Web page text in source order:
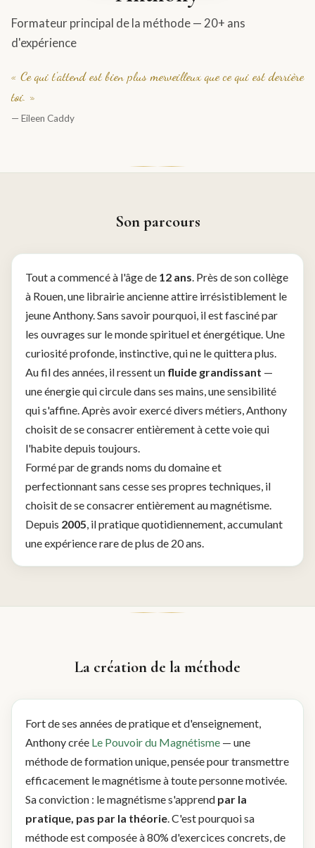
Formateur principal de la méthode — 20+ ans
d'expérience
« Ce qui t'attend est bien plus merveilleux que ce qui est derrière
toi. »
— Eileen Caddy
Son parcours
Tout a commencé à l'âge de 12 ans. Près de son collège
à Rouen, une librairie ancienne attire irrésistiblement le
jeune Anthony. Sans savoir pourquoi, il est fasciné par
les ouvrages sur le monde spirituel et énergétique. Une
curiosité profonde, instinctive, qui ne le quittera plus.
Au fil des années, il ressent un fluide grandissant —
une énergie qui circule dans ses mains, une sensibilité
qui s'affine. Après avoir exercé divers métiers, Anthony
choisit de se consacrer entièrement à cette voie qui
l'habite depuis toujours.
Formé par de grands noms du domaine et
perfectionnant sans cesse ses propres techniques, il
choisit de se consacrer entièrement au magnétisme.
Depuis 2005, il pratique quotidiennement, accumulant
une expérience rare de plus de 20 ans.
La création de la méthode
Fort de ses années de pratique et d'enseignement,
Anthony crée Le Pouvoir du Magnétisme — une
méthode de formation unique, pensée pour transmettre
efficacement le magnétisme à toute personne motivée.
Sa conviction : le magnétisme s'apprend par la
pratique, pas par la théorie . C'est pourquoi sa
méthode est composée à 80% d'exercices concrets, de